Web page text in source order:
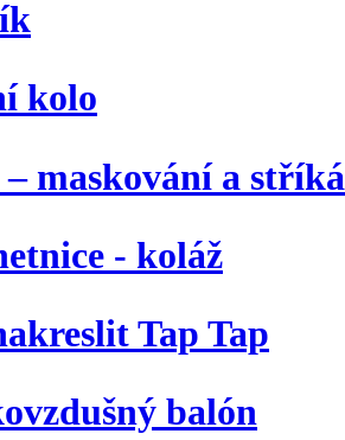
kolo
maskování a
- koláž
Tap Tap
balón